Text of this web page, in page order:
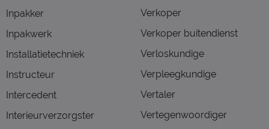
Inpakker
Inpakwerk
Installatietechniek
Instructeur
Intercedent
Interieurverzorgster
Verkoper
Verkoper buitendienst
Verloskundige
Verpleegkundige
Vertaler
Vertegenwoordiger